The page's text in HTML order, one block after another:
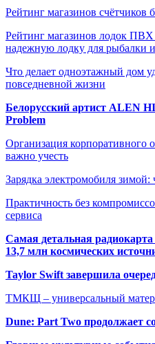
Рейтинг магазинов счётчиков
Рейтинг магазинов лодок
надежную лодку для рыбалки
Что делает одноэтажный дом
повседневной жизни
Белорусский артист ALEN
Problem
Организация корпоративного
важно учесть
Зарядка электромобиля
Практичность без
сервиса
Самая детальная
13,7 млн космических
Taylor Swift завершила
ТМКЩ – универсальный
Dune: Part Two продолжает